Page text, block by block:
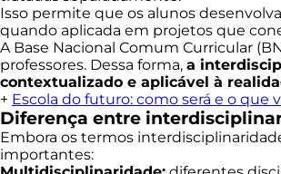
Isso permite que os alunos
quando aplicada em projetos que
A Base Nacional Comum Curricular
professores. Dessa forma, a
contextualizado e aplicável à
+ Escola do futuro: como será e o que
Diferença entre
Embora os termos
importantes: